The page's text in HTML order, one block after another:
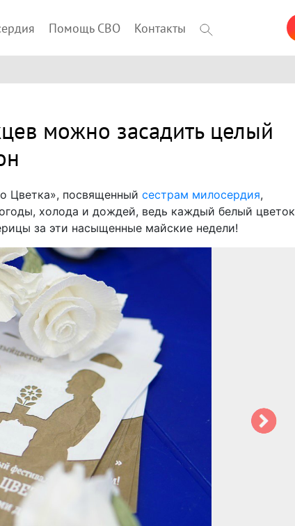
Помощь СВО Контакты
можно засадить целый
Цветка», посвященный сестрам милосердия,
холода и дождей, ведь каждый белый цветок
за эти насыщенные майские недели!